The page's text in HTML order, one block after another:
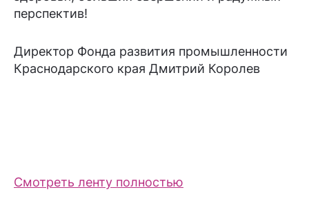
перспектив!
Директор Фонда развития промышленности
Краснодарского края Дмитрий Королев
Смотреть ленту полностью